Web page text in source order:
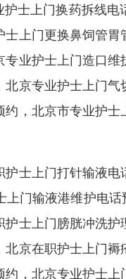
士上门换药拆线
上门更换鼻饲管
业护士上门造口
京专业护士上门
，北京市专业护士
士上门打针输液
门输液港维护电
士上门膀胱冲洗
京在职护士上门
，北京专业护士